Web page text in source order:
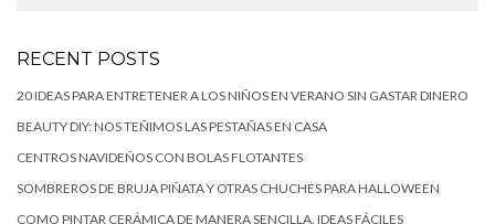
RECENT POSTS
20 IDEAS PARA ENTRETENER A LOS NIÑOS EN VERANO SIN GASTAR DINERO
BEAUTY DIY: NOS TEÑIMOS LAS PESTAÑAS EN CASA
CENTROS NAVIDEÑOS CON BOLAS FLOTANTES
SOMBREROS DE BRUJA PIÑATA Y OTRAS CHUCHES PARA HALLOWEEN
COMO PINTAR CERÁMICA DE MANERA SENCILLA. IDEAS FÁCILES